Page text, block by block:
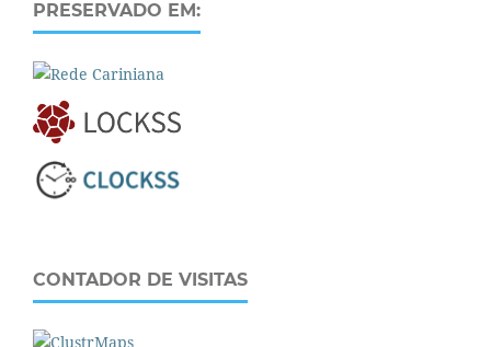
PRESERVADO EM:
CONTADOR DE VISITAS